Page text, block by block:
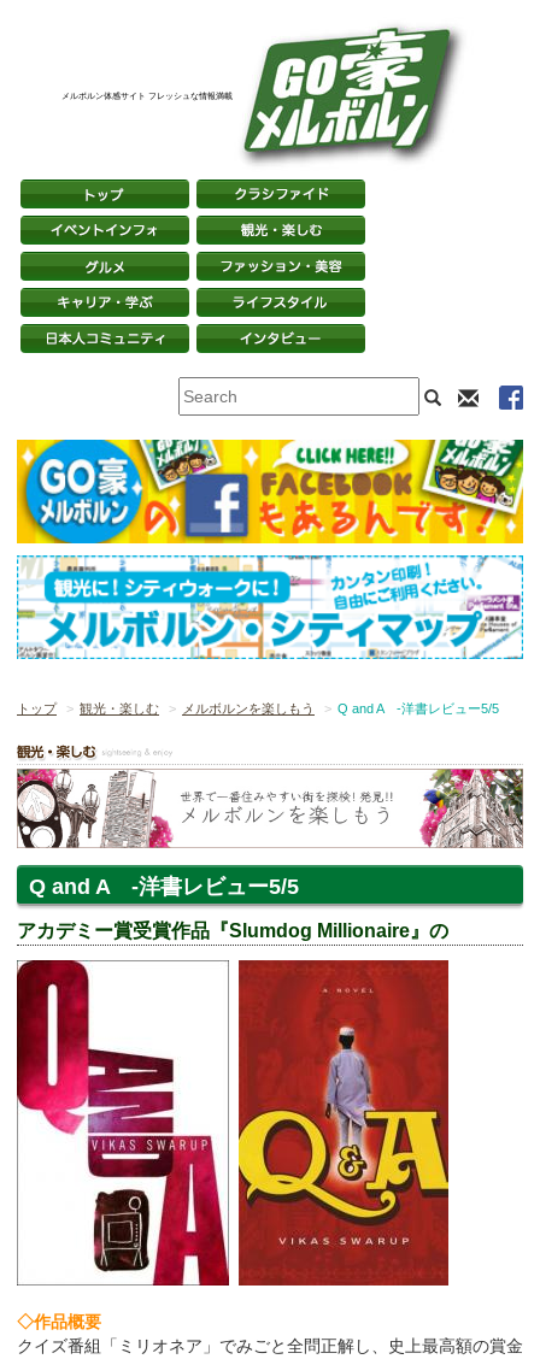
メルボルン体感サイト フレッシュな情報満載
トップ 観光・楽しむ メルボルンを楽しもう Q and A -洋書レビュー5/5
Q and A -洋書レビュー5/5
アカデミー賞受賞作品『Slumdog Millionaire』の
◇作品概要
クイズ番組「ミリオネア」でみごと全問正解し、史上最高額の賞金